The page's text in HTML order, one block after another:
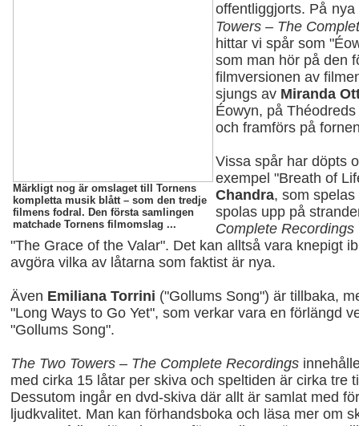
Märkligt nog är omslaget till Tornens
kompletta musik blått – som den tredje
filmens fodral. Den första samlingen
matchade Tornens filmomslag ...
offentliggjorts. På nya
Towers – The
hittar vi spår som
som man hör på den
filmversionen av
sjungs av Miranda
Éowyn, på
och framförs på
Vissa spår har döpts
exempel "Breath of
Chandra, som
spolas upp på
Complete Recordings
"The Grace of the Valar". Det kan alltså vara knepigt
avgöra vilka av låtarna som faktist är nya.
Även Emiliana Torrini ("Gollums Song") är tillbaka,
"Long Ways to Go Yet", som verkar vara en förlängd
"Gollums Song".
The Two Towers – The Complete Recordings
med cirka 15 låtar per skiva och speltiden är cirka tre
Dessutom ingår en dvd-skiva där allt är samlat med
ljudkvalitet. Man kan förhandsboka och läsa mer om